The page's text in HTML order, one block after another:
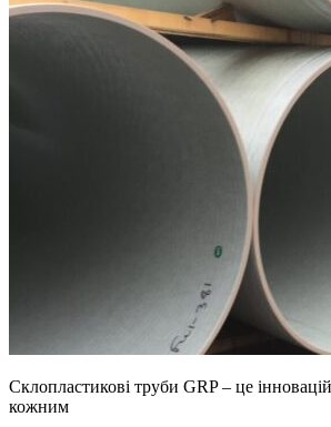
Склопластикові труби GRP – це
кожним